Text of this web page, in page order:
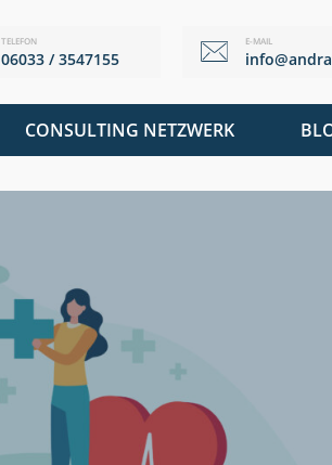
TELEFON
06033 / 3547155
E-MAIL
CONSULTING NETZWERK